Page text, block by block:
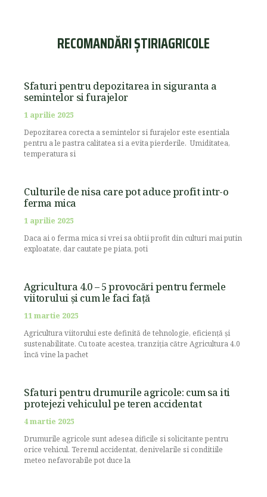
RECOMANDĂRI ȘTIRIAGRICOLE
Sfaturi pentru depozitarea in siguranta a
semintelor si furajelor
1 aprilie 2025
Depozitarea corecta a semintelor si furajelor este esentiala
pentru a le pastra calitatea si a evita pierderile. Umiditatea,
temperatura si
Culturile de nisa care pot aduce profit intr-o
ferma mica
1 aprilie 2025
Daca ai o ferma mica si vrei sa obtii profit din culturi mai putin
exploatate, dar cautate pe piata, poti
Agricultura 4.0 – 5 provocări pentru fermele
viitorului și cum le faci față
11 martie 2025
Agricultura viitorului este definită de tehnologie, eficiență și
sustenabilitate. Cu toate acestea, tranziția către Agricultura 4.0
încă vine la pachet
Sfaturi pentru drumurile agricole: cum sa iti
protejezi vehiculul pe teren accidentat
4 martie 2025
Drumurile agricole sunt adesea dificile si solicitante pentru
orice vehicul. Terenul accidentat, denivelarile si conditiile
meteo nefavorabile pot duce la